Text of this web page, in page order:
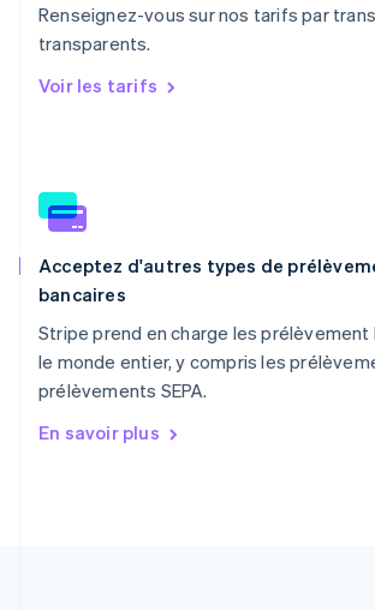
Renseignez-vous sur nos tarifs par
transparents.
Voir les tarifs
Acceptez d'autres types de
bancaires
Stripe prend en charge les prélèvement
le monde entier, y compris les
prélèvements SEPA.
En savoir plus
Pays-Bas
Nederlands
English
English
République tchèque
Roumanie
English
Royaume-Uni
English
Singapour
English简体中文
English